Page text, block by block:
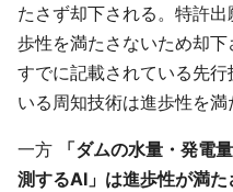
たさず却下される。特許
歩性を満たさないため却
すでに記載されている先
いる周知技術は進歩性を満
一方
「ダムの水量・発電
測するAI」は進歩性が満